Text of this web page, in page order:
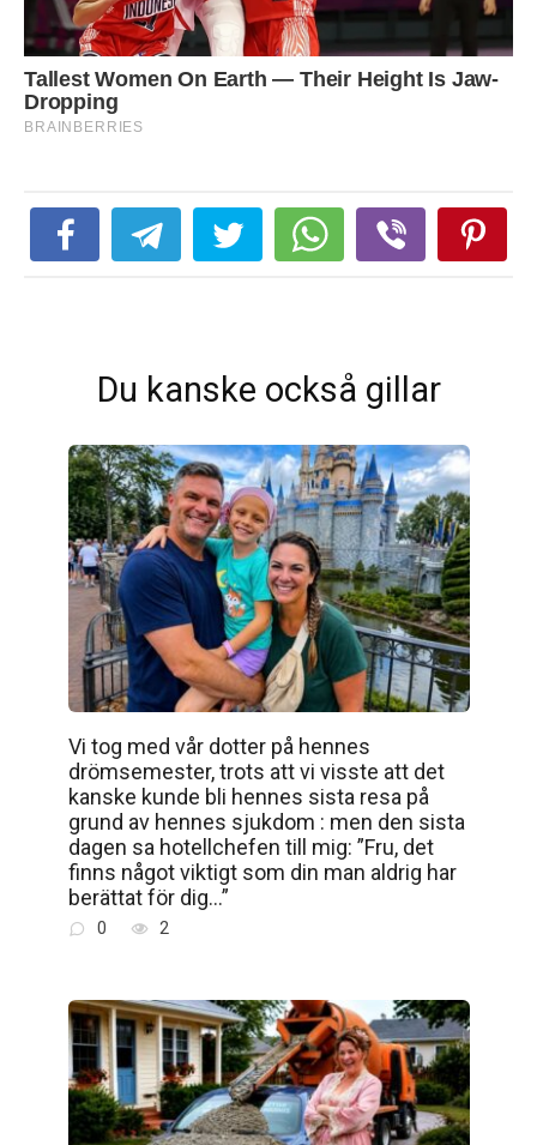
Du kanske också gillar
Vi tog med vår dotter på hennes
drömsemester, trots att vi visste att det
kanske kunde bli hennes sista resa på
grund av hennes sjukdom : men den sista
dagen sa hotellchefen till mig: ”Fru, det
finns något viktigt som din man aldrig har
berättat för dig…”
0 2